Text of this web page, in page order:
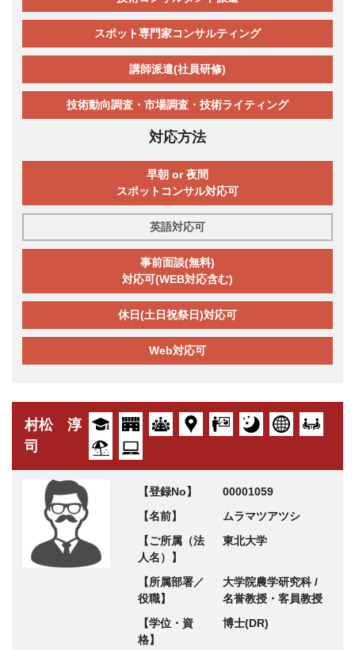
スポット専門家コンサルティング
講師派遣(社員研修)
技術動向調査・市場調査・技術ライティング
対応方法
早朝 or 夜間
スポットコンサル対応可
英語対応可
事前面談(無料)
対応可(WEB対応含む)
休日(土日祝祭日)対応可
Web対応可
村松 淳
司
【登録No】
00001059
【名前】
ムラマツアツシ
【ご所属（法
人名）】
東北大学
【所属部署／
役職】
大学院農学研究科 /
名誉教授・客員教授
【学位・資
格】
博士(DR)